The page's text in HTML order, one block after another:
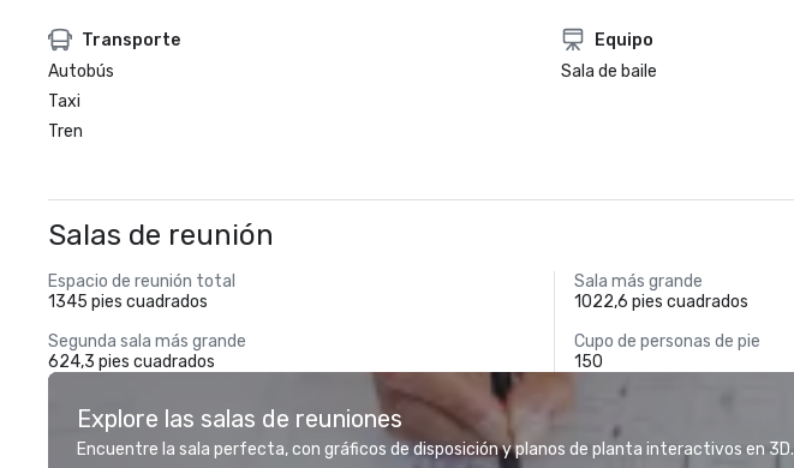
Transporte
Autobús
Taxi
Tren
Equipo
Sala de baile
Salas de reunión
Espacio de reunión total
1345 pies cuadrados
Sala más grande
1022,6 pies cuadrados
Segunda sala más grande
624,3 pies cuadrados
Cupo de personas de pie
150
Explore las salas de reuniones
Encuentre la sala perfecta, con gráficos de disposición y planos de planta interactivos en 3D.